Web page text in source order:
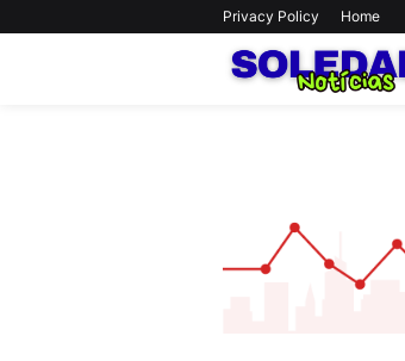
Privacy Policy Home